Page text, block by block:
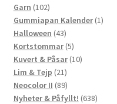
Garn 102102
produkter
Gummiapan Kalender 11
Halloween 4343
produkter
Kortstommar 55
produkter
Kuvert & Påsar 1010
Lim & Tejp 2121
produkter
Neocolor II 8989
produkter
Nyheter & Påfyllt! 638638